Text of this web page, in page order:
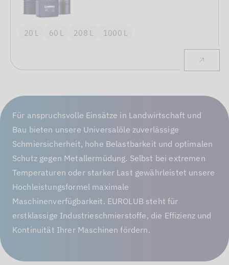
20 L 60 L 208 L 1000 L
Für anspruchsvolle Einsätze in Landwirtschaft und
Bau bieten unsere Universalöle zuverlässige
Schmiersicherheit, hohe Belastbarkeit und optimalen
Schutz gegen Metallermüdung. Selbst bei extremen
Temperaturen oder starker Last gewährleistet unsere
Hochleistungsformel maximale
Maschinenverfügbarkeit. EUROLUB steht für
erstklassige Industrieschmierstoffe, die Effizienz und
Kontinuität Ihrer Maschinen fördern.